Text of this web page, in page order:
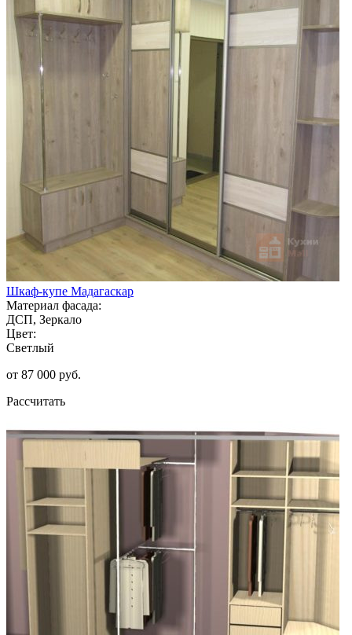
Шкаф-купе Мадагаскар
Материал фасада:
ДСП, Зеркало
Цвет:
Светлый
от 87 000 руб.
Рассчитать